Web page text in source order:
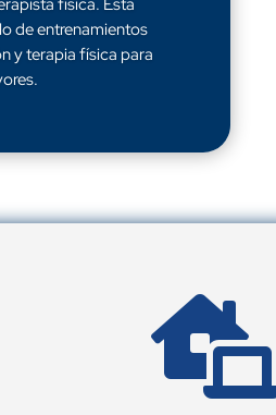
de entrenamientos
y terapia física para
